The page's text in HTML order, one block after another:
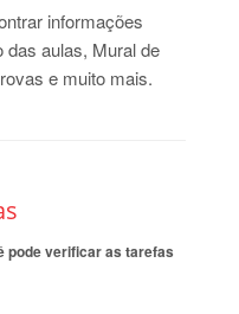
informações
das aulas, Mural de
e muito mais.
pode verificar as tarefas